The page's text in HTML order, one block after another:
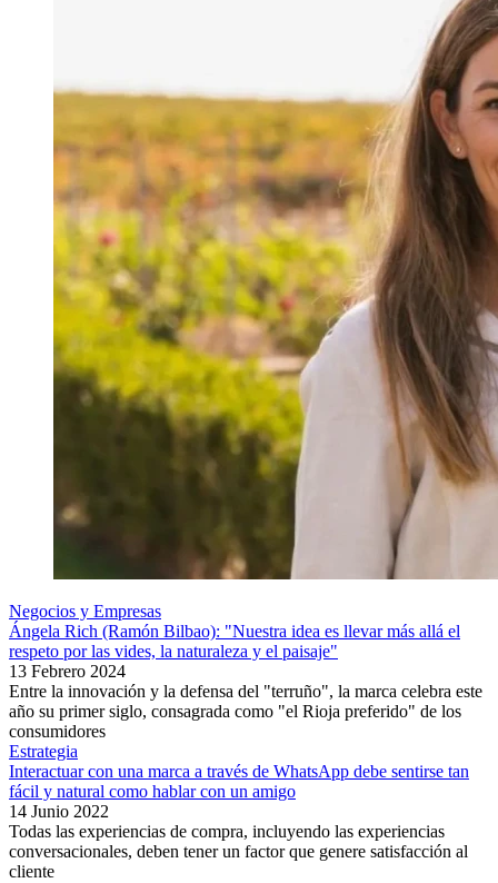
Negocios y Empresas
Ángela Rich (Ramón Bilbao): "Nuestra idea es llevar más allá el
respeto por las vides, la naturaleza y el paisaje"
13 Febrero 2024
Entre la innovación y la defensa del "terruño", la marca celebra este
año su primer siglo, consagrada como "el Rioja preferido" de los
consumidores
Estrategia
Interactuar con una marca a través de WhatsApp debe sentirse tan
fácil y natural como hablar con un amigo
14 Junio 2022
Todas las experiencias de compra, incluyendo las experiencias
conversacionales, deben tener un factor que genere satisfacción al
cliente